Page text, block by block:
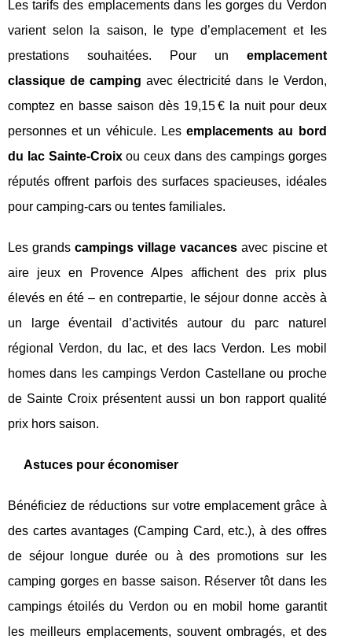
Les tarifs des emplacements dans les gorges du Verdon
varient selon la saison, le type d’emplacement et les
prestations souhaitées. Pour un emplacement
classique de camping avec électricité dans le Verdon,
comptez en basse saison dès 19,15 € la nuit pour deux
personnes et un véhicule. Lesemplacements au bord
du lac Sainte-Croixou ceux dans des campings gorges
réputés offrent parfois des surfaces spacieuses, idéales
pour camping-cars ou tentes familiales.
Les grandscampings village vacances avec piscine et
aire jeux en Provence Alpes affichent des prix plus
élevés en été – en contrepartie, le séjour donne accès à
un large éventail d’activités autour du parc naturel
régional Verdon, du lac, et des lacs Verdon. Les mobil
homes dans les campings Verdon Castellane ou proche
de Sainte Croix présentent aussi un bon rapport qualité
prix hors saison.
Astuces pour économiser
Bénéficiez de réductions sur votre emplacement grâce à
des cartes avantages (Camping Card, etc.), à des offres
de séjour longue durée ou à des promotions sur les
camping gorges en basse saison. Réserver tôt dans les
campings étoilés du Verdon ou en mobil home garantit
les meilleurs emplacements, souvent ombragés, et des